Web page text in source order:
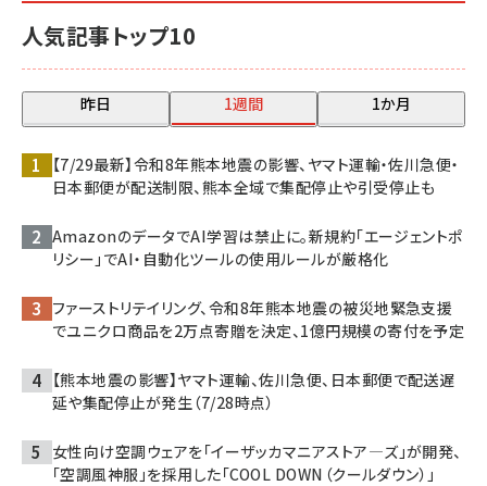
人気記事トップ10
昨日 1週間 1か月
【7/29最新】令和8年熊本地震の影響、ヤマト運輸・佐川急便・
日本郵便が配送制限、熊本全域で集配停止や引受停止も
AmazonのデータでAI学習は禁止に。新規約「エージェントポ
リシー」でAI・自動化ツールの使用ルールが厳格化
ファーストリテイリング、令和8年熊本地震の被災地緊急支援
でユニクロ商品を2万点寄贈を決定、1億円規模の寄付を予定
【熊本地震の影響】ヤマト運輸、佐川急便、日本郵便で配送遅
延や集配停止が発生（7/28時点）
女性向け空調ウェアを「イーザッカマニアストア―ズ」が開発、
「空調風神服」を採用した「COOL DOWN（クールダウン）」